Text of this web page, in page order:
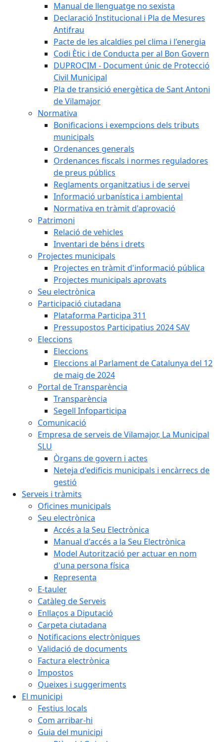
Manual de llenguatge no sexista
Declaració Institucional i Pla de Mesures
Antifrau
Pacte de les alcaldies pel clima i l'energia
Codi Ètic i de Conducta per al Bon Govern
DUPROCIM - Document únic de Protecció
Civil Municipal
Pla de transició energètica de Sant Antoni
de Vilamajor
Normativa
Bonificacions i exempcions dels tributs
municipals
Ordenances generals
Ordenances fiscals i normes reguladores
de preus públics
Reglaments organitzatius i de servei
Informació urbanística i ambiental
Normativa en tràmit d'aprovació
Patrimoni
Relació de vehicles
Inventari de béns i drets
Projectes municipals
Projectes en tràmit d'informació pública
Projectes municipals aprovats
Seu electrònica
Participació ciutadana
Plataforma Participa 311
Pressupostos Participatius 2024 SAV
Eleccions
Eleccions
Eleccions al Parlament de Catalunya del 12
de maig de 2024
Portal de Transparència
Transparència
Segell Infoparticipa
Comunicació
Empresa de serveis de Vilamajor, La Municipal
SLU
Òrgans de govern i actes
Neteja d'edificis municipals i encàrrecs de
gestió
Serveis i tràmits
Oficines municipals
Seu electrònica
Accés a la Seu Electrònica
Manual d'accés a la Seu Electrònica
Model Autorització per actuar en nom
d'una persona física
Representa
E-tauler
Catàleg de Serveis
Enllaços a Diputació
Carpeta ciutadana
Notificacions electròniques
Validació de documents
Factura electrònica
Impostos
Queixes i suggeriments
El municipi
Festius locals
Com arribar-hi
Guia del municipi